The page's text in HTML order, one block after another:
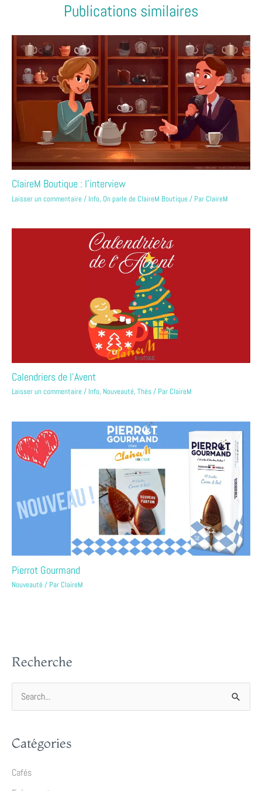
Publications similaires
ClaireM Boutique : l’interview
Laisser un commentaire/ Info, On parle de ClaireM Boutique/ Par ClaireM
Calendriers de l’Avent
Laisser un commentaire/ Info, Nouveauté, Thés/ Par ClaireM
Pierrot Gourmand
Nouveauté/ Par ClaireM
Recherche
e
Catégories
Cafés